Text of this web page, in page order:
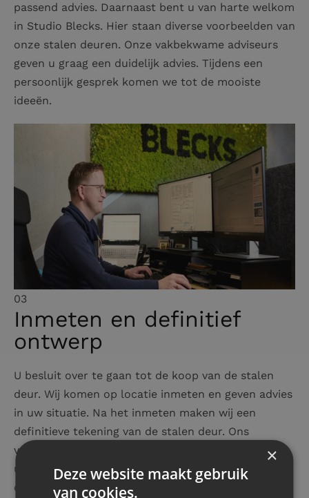
passend advies. Daarnaast bent u van harte welkom
in Studio Blecks. Hier staan diverse voorbeelden van
onze stalen deuren. Onze vakbekwame adviseurs
geven u graag een duidelijk advies. Tijdens een
persoonlijk gesprek komen we tot de mooiste
ideeën.
03
Inmeten en definitief
ontwerp
U besluit over te gaan tot de koop van de stalen
deur. Wij komen op locatie inmeten en geven advies
in uw situatie. Na het inmeten maken wij een
definitieve tekening van de stalen deur. Ons
vakkundig team maakt het ontwerp helemaal naar
uw wens. Als deze volledig akkoord is wordt de
deur in eigen werkplaats geproduceerd.
×
Deze website maakt gebruik
van cookies.